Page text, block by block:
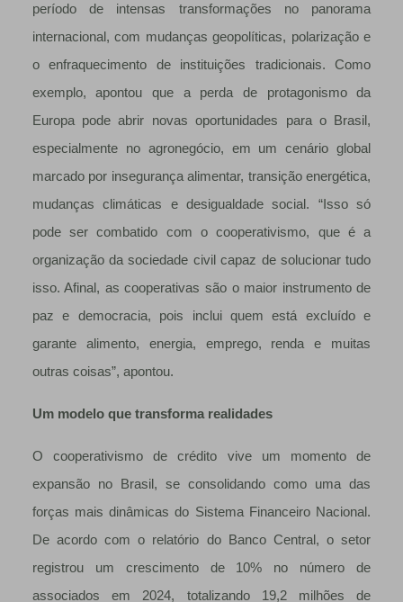
período de intensas transformações no panorama
internacional, com mudanças geopolíticas, polarização e
o enfraquecimento de instituições tradicionais. Como
exemplo, apontou que a perda de protagonismo da
Europa pode abrir novas oportunidades para o Brasil,
especialmente no agronegócio, em um cenário global
marcado por insegurança alimentar, transição energética,
mudanças climáticas e desigualdade social. “Isso só
pode ser combatido com o cooperativismo, que é a
organização da sociedade civil capaz de solucionar tudo
isso. Afinal, as cooperativas são o maior instrumento de
paz e democracia, pois inclui quem está excluído e
garante alimento, energia, emprego, renda e muitas
outras coisas”, apontou.
Um modelo que transforma realidades
O cooperativismo de crédito vive um momento de
expansão no Brasil, se consolidando como uma das
forças mais dinâmicas do Sistema Financeiro Nacional.
De acordo com o relatório do Banco Central, o setor
registrou um crescimento de 10% no número de
associados em 2024, totalizando 19,2 milhões de